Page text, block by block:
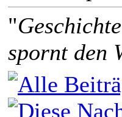
"
spornt den